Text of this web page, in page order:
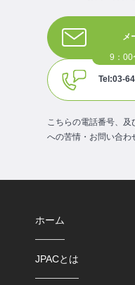
メ
Tel:03-
こちらの電話番号、
への苦情・お問い合わ
ホーム
JPACとは